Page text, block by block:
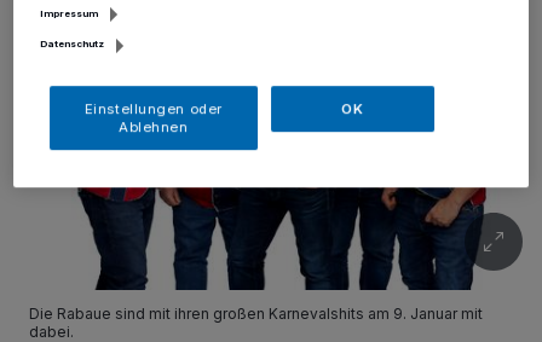
Die Rabaue sind mit ihren großen Karnevalshits am 9. Januar mit
dabei.
Impressum
Datenschutz
Einstellungen oder
Ablehnen
OK